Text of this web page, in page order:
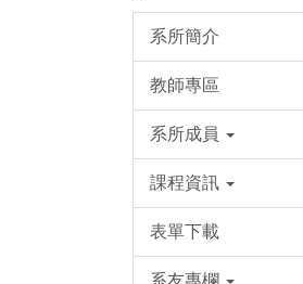
系所簡介
教師專區
系所成員
課程資訊
表單下載